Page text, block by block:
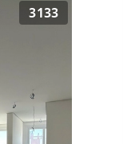
3133